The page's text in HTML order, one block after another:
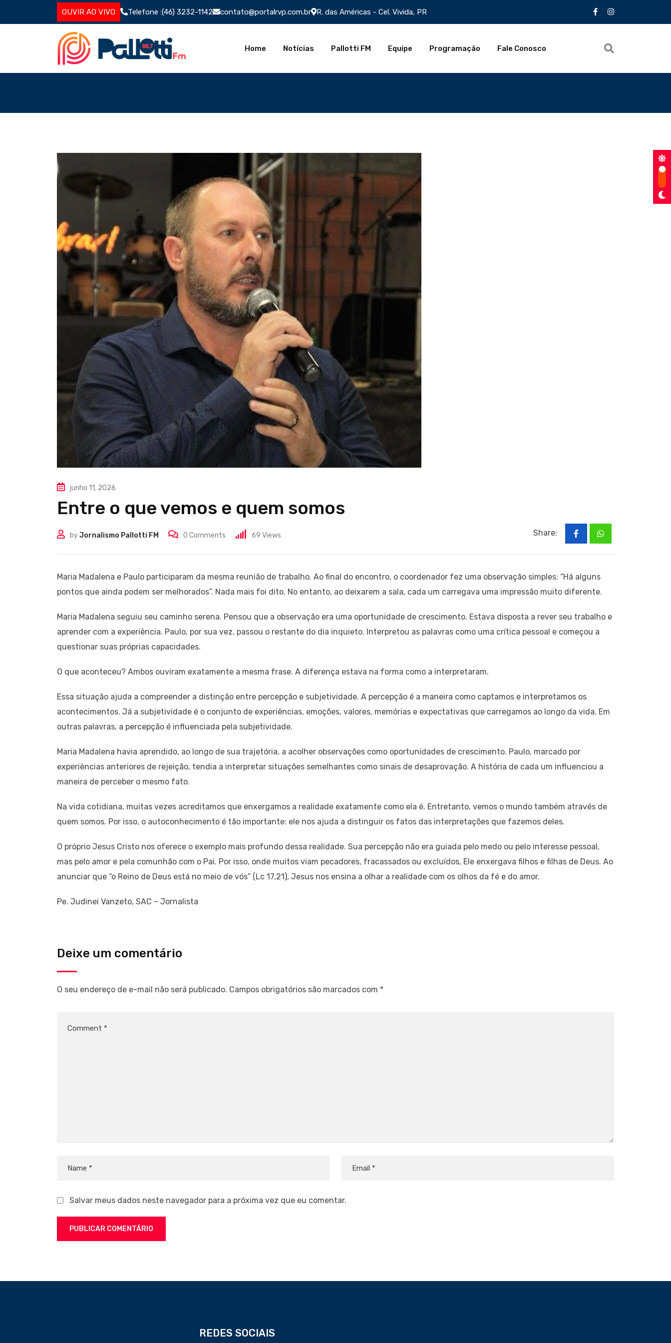
to
OUVIR AO VIVO Telefone :(46) 3232-1142 contato@portalrvp.com.br R. das Américas - Cel. Vivida, PR
Home Notícias Pallotti FM Equipe Programação Fale Conosco
junho 11, 2026
Entre o que vemos e quem somos
byJornalismo Pallotti FM 0 Comments 69 Views Share:
Maria Madalena e Paulo participaram da mesma reunião de trabalho. Ao final do encontro, o coordenador fez uma observação simples: “Há alguns
pontos que ainda podem ser melhorados”. Nada mais foi dito. No entanto, ao deixarem a sala, cada um carregava uma impressão muito diferente.
Maria Madalena seguiu seu caminho serena. Pensou que a observação era uma oportunidade de crescimento. Estava disposta a rever seu trabalho e
aprender com a experiência. Paulo, por sua vez, passou o restante do dia inquieto. Interpretou as palavras como uma crítica pessoal e começou a
questionar suas próprias capacidades.
O que aconteceu? Ambos ouviram exatamente a mesma frase. A diferença estava na forma como a interpretaram.
Essa situação ajuda a compreender a distinção entre percepção e subjetividade. A percepção é a maneira como captamos e interpretamos os
acontecimentos. Já a subjetividade é o conjunto de experiências, emoções, valores, memórias e expectativas que carregamos ao longo da vida. Em
outras palavras, a percepção é influenciada pela subjetividade.
Maria Madalena havia aprendido, ao longo de sua trajetória, a acolher observações como oportunidades de crescimento. Paulo, marcado por
experiências anteriores de rejeição, tendia a interpretar situações semelhantes como sinais de desaprovação. A história de cada um influenciou a
maneira de perceber o mesmo fato.
Na vida cotidiana, muitas vezes acreditamos que enxergamos a realidade exatamente como ela é. Entretanto, vemos o mundo também através de
quem somos. Por isso, o autoconhecimento é tão importante: ele nos ajuda a distinguir os fatos das interpretações que fazemos deles.
O próprio Jesus Cristo nos oferece o exemplo mais profundo dessa realidade. Sua percepção não era guiada pelo medo ou pelo interesse pessoal,
mas pelo amor e pela comunhão com o Pai. Por isso, onde muitos viam pecadores, fracassados ou excluídos, Ele enxergava filhos e filhas de Deus. Ao
anunciar que “o Reino de Deus está no meio de vós” (Lc 17,21), Jesus nos ensina a olhar a realidade com os olhos da fé e do amor.
Pe. Judinei Vanzeto, SAC – Jornalista
Deixe um comentário
O seu endereço de e-mail não será publicado. Campos obrigatórios são marcados com *
Salvar meus dados neste navegador para a próxima vez que eu comentar.
REDES SOCIAIS